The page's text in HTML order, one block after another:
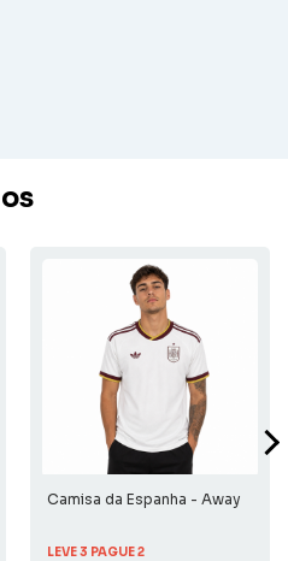
Camisa da Espanha - Away
LEVE 3 PAGUE 2